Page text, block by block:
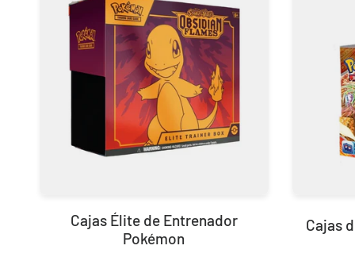
Cajas Élite de Entrenador
Pokémon
Cajas